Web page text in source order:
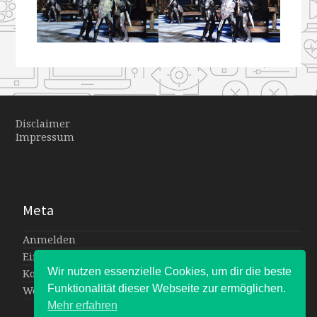
Disclaimer
Impressum
Meta
Anmelden
Eintrags-Feed
Kommentar-Feed
WordPress.org
Wir nutzen essenzielle Cookies, um dir die beste
Funktionalität dieser Webseite zur ermöglichen.
Mehr erfahren